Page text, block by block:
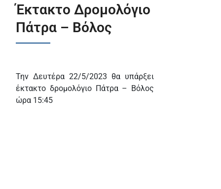
Έκτακτο Δρομολόγιο
Πάτρα – Βόλος
Την Δευτέρα 22/5/2023 θα υπάρξει
έκτακτο δρομολόγιο Πάτρα – Βόλος
ώρα 15:45